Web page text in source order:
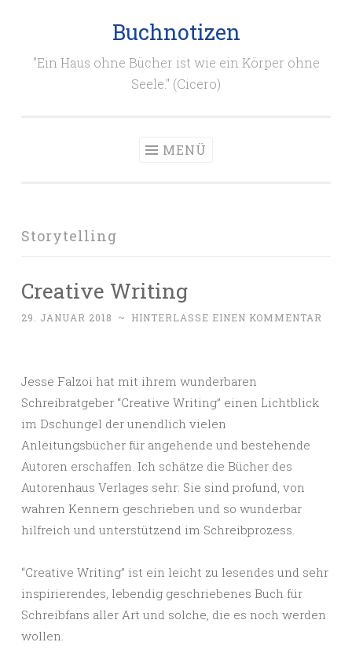
Buchnotizen
"Ein Haus ohne Bücher ist wie ein Körper ohne
Seele." (Cicero)
MENÜ
Storytelling
Creative Writing
29. JANUAR 2018 ~ HINTERLASSE EINEN KOMMENTAR
Jesse Falzoi hat mit ihrem wunderbaren
Schreibratgeber “Creative Writing” einen Lichtblick
im Dschungel der unendlich vielen
Anleitungsbücher für angehende und bestehende
Autoren erschaffen. Ich schätze die Bücher des
Autorenhaus Verlages sehr: Sie sind profund, von
wahren Kennern geschrieben und so wunderbar
hilfreich und unterstützend im Schreibprozess.
“Creative Writing” ist ein leicht zu lesendes und sehr
inspirierendes, lebendig geschriebenes Buch für
Schreibfans aller Art und solche, die es noch werden
wollen.